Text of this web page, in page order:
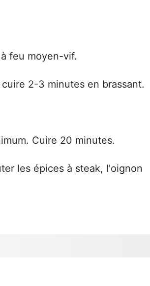
feu moyen-vif.
2-3 minutes en brassant.
Cuire 20 minutes.
les épices à steak, l'oignon